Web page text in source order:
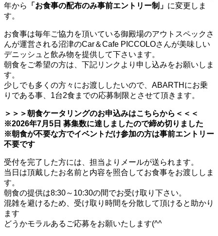
年から
「お食事の配布のみ事前エントリー制」 に変更しま
す。
お食事は毎年ご協力を頂いている御殿場のアウトスペックさ
んが運営される沼津のCar＆Cafe PICCOLOさんが美味しい
デニッシュと飲み物を提供して下さいます。
朝食をご希望の方は、下記リンクより申し込みをお願いしま
す。
少しでも多くの方々にお渡ししたいので、ABARTHにお乗
りである事、1台2食までの応募制限とさせて頂きます。
＞＞＞朝食ケータリングのお申込みはこちらから＜＜＜
※2026年7月5日 募集数に達しましたので締め切りました
※朝食が不要な方でイベントだけ参加の方は事前エントリー
不要です
受付を完了した方には、担当よりメールが送られます。
当日は頂戴したお名前と内容を照合してお食事をお渡ししま
す。
朝食の提供は8:30～10:30の間でお受け取り下さい。
混雑を避けるため、受け取り時間を分散して頂けると助かり
ます
どうかモラルあるご応募をお願いたします(^^ゞ